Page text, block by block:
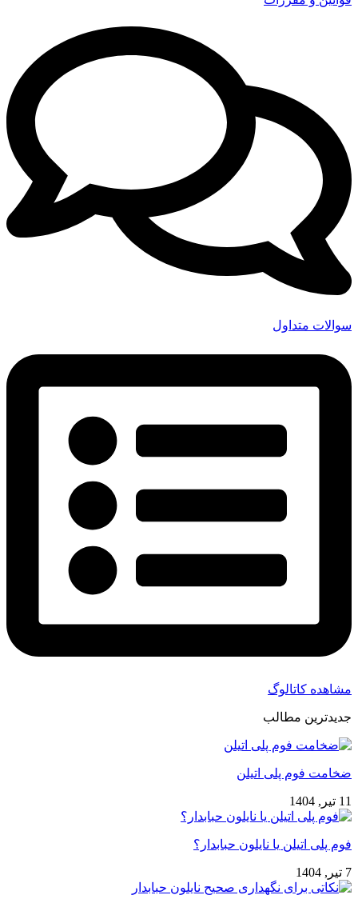
سوالات متداول
مشاهده کاتالوگ
جدیدترین مطالب
ضخامت فوم پلی اتیلن
11 تیر, 1404
فوم پلی اتیلن یا نایلون حبابدار؟
7 تیر, 1404